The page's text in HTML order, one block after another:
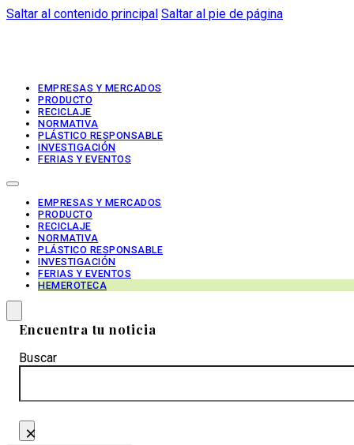
Saltar al contenido principal Saltar al pie de página
EMPRESAS Y MERCADOS
PRODUCTO
RECICLAJE
NORMATIVA
PLÁSTICO RESPONSABLE
INVESTIGACIÓN
FERIAS Y EVENTOS
EMPRESAS Y MERCADOS
PRODUCTO
RECICLAJE
NORMATIVA
PLÁSTICO RESPONSABLE
INVESTIGACIÓN
FERIAS Y EVENTOS
HEMEROTECA
Encuentra tu noticia
Buscar
×